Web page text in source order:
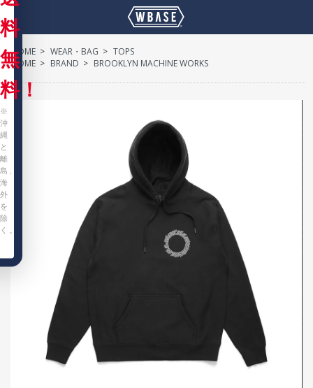
料
無
料！
※
沖
縄
と
離
島、
海
外
を
除
く。
HOME > WEAR・BAG > TOPS
HOME > BRAND > BROOKLYN MACHINE WORKS